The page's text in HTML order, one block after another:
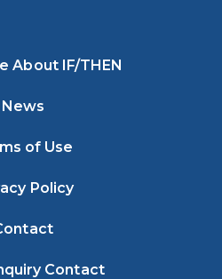
About IF/THEN
News
of Use
Policy
Contact